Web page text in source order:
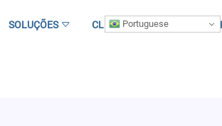
Portuguese
SOLUÇÕES CLIENTES ARTIGOS